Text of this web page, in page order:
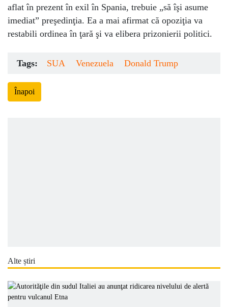
aflat în prezent în exil în Spania, trebuie „să îşi asume
imediat” preşedinţia. Ea a mai afirmat că opoziţia va
restabili ordinea în ţară şi va elibera prizonierii politici.
Tags: SUA Venezuela Donald Trump
Înapoi
Alte știri